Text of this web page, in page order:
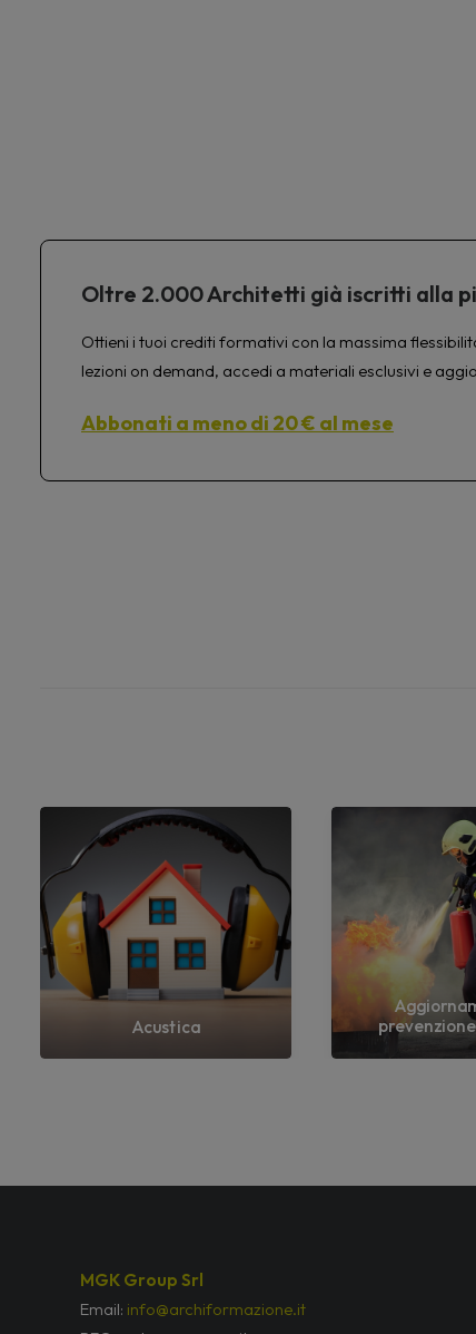
Oltre 2.000 Architetti già iscritti alla
Ottieni i tuoi crediti formativi con la massima
lezioni on demand, accedi a materiali esclusivi e
Abbonati a meno di 20 € al mese
Acustica
MGK Group Srl
Email: info@archiformazione.it